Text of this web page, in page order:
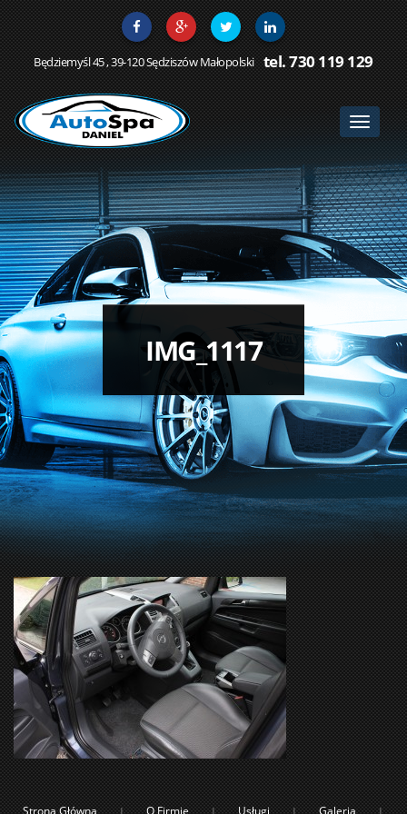
Będziemyśl 45 , 39-120 Sędziszów Małopolski tel. 730 119 129
Toggle
IMG_1117
Strona Główna O Firmie Usługi Galeria